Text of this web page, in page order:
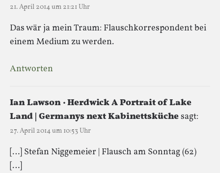
21. April 2014 um 21:21 Uhr
Das wär ja mein Traum: Flauschkorrespondent bei
einem Medium zu werden.
Antworten
Ian Lawson · Herdwick A Portrait of Lake
Land | Germanys next Kabinettsküchesagt:
27. April 2014 um 10:53 Uhr
[…] Stefan Niggemeier | Flausch am Sonntag (62)
[…]